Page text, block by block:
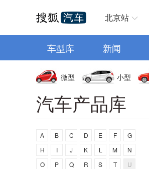
北京站
车型库 新闻
微型 小型
汽车产品库
A B C D E F
G
H
I J K L M
N
O
P Q R S T
U